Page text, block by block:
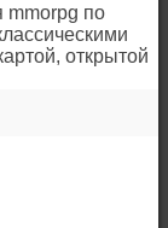
mmorpg по
открытой